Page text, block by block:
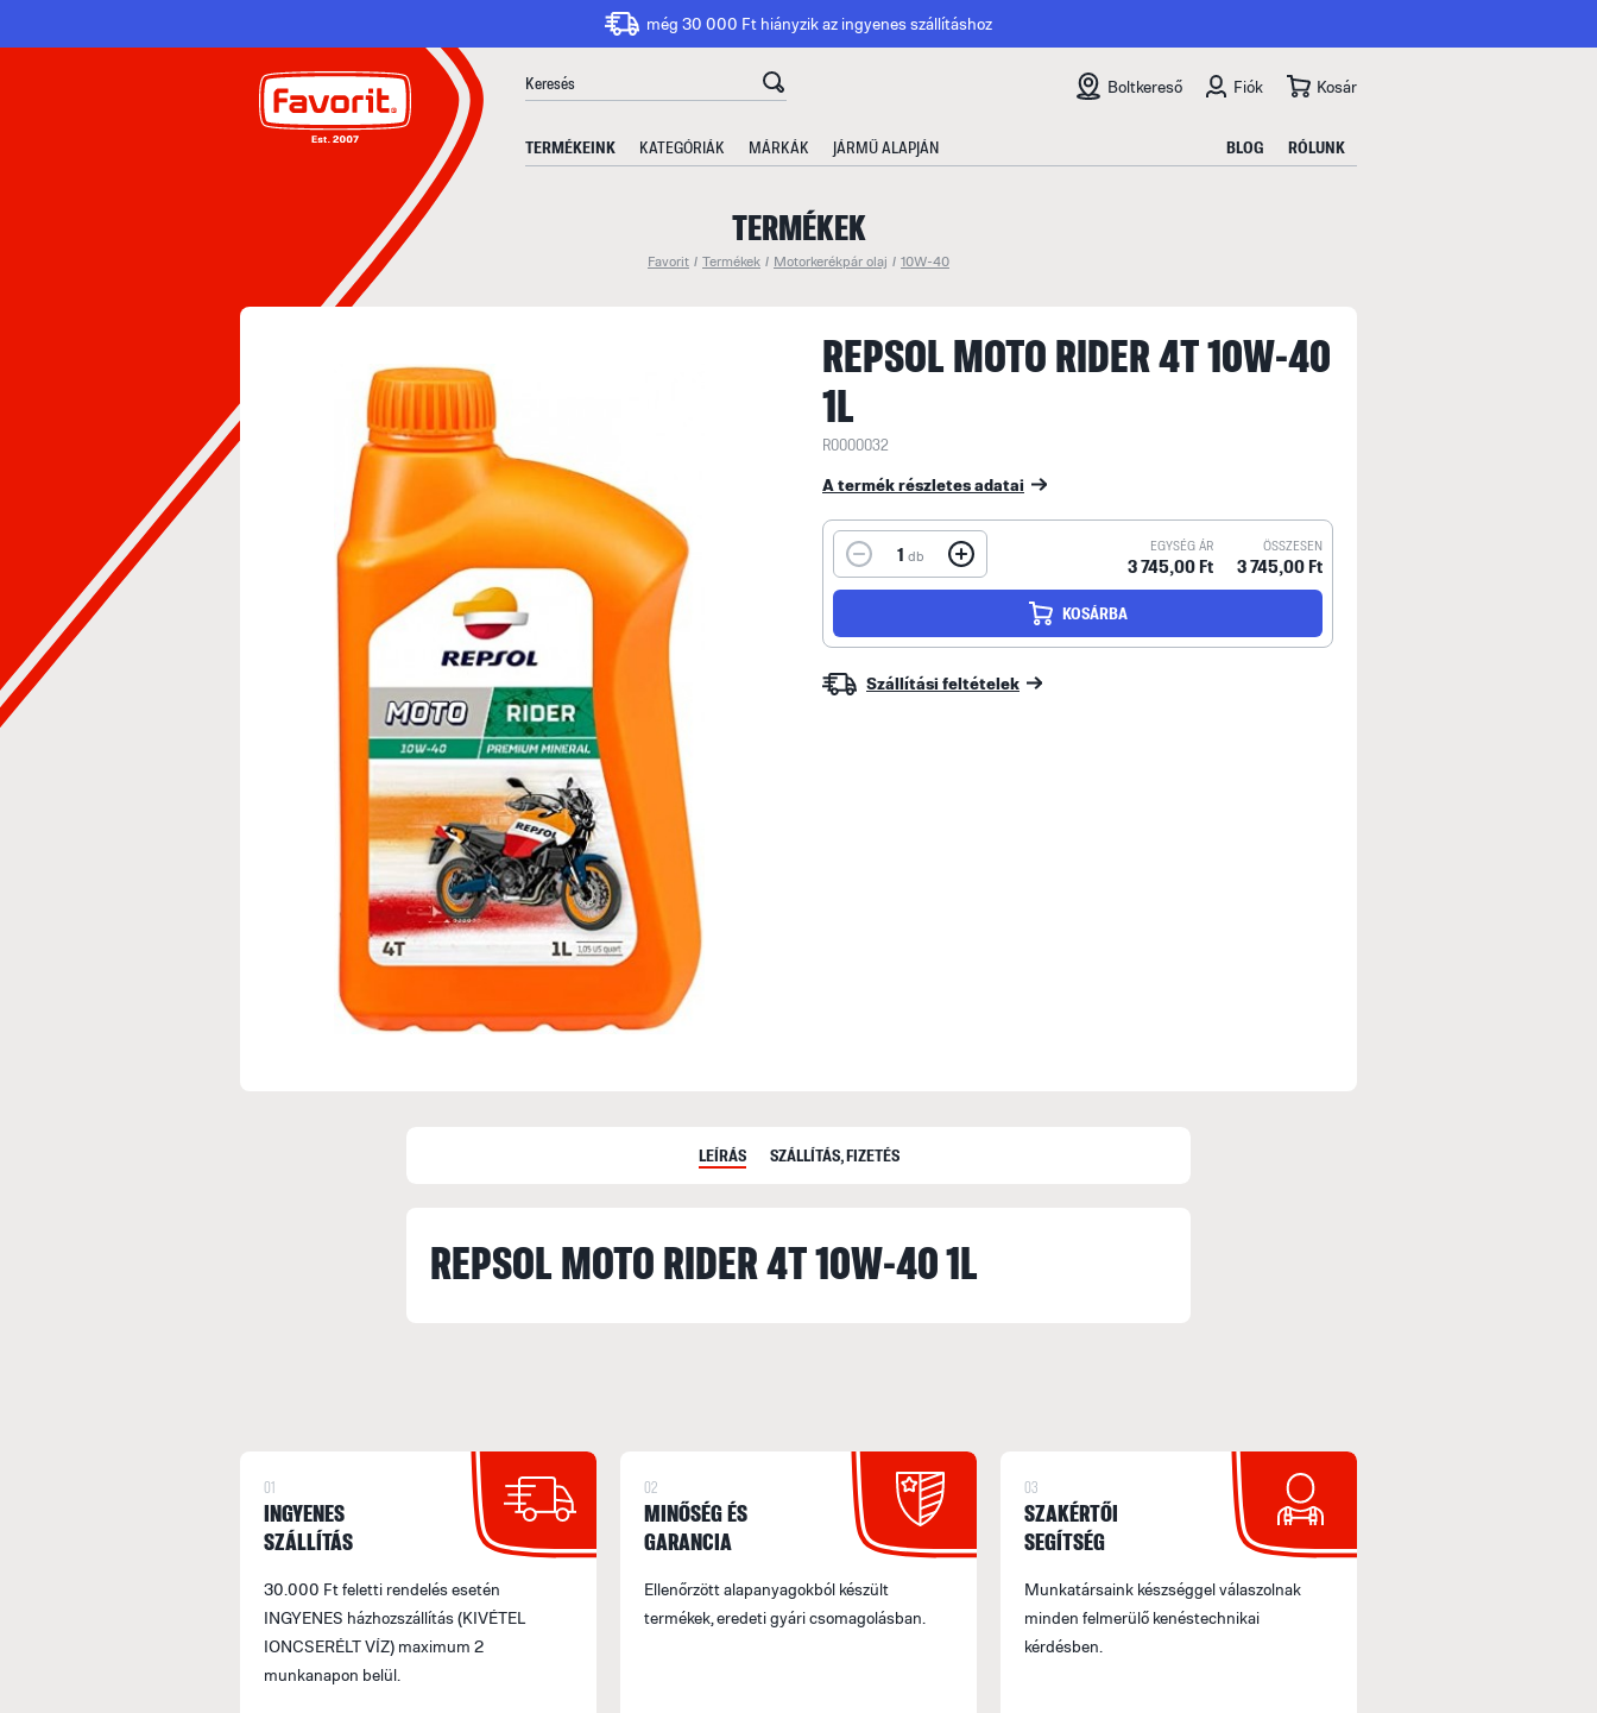
még 30 000 Ft hiányzik az ingyenes szállításhoz
Boltkereső Fiók Kosár
TERMÉKEINK KATEGÓRIÁK MÁRKÁK JÁRMŰ ALAPJÁN BLOG RÓLUNK
TERMÉKEK
Favorit / Termékek / Motorkerékpár olaj / 10W-40
REPSOL MOTO RIDER 4T 10W-40
1L
R0000032
A termék részletes adatai
1 db
EGYSÉG ÁR
3 745,00 Ft
ÖSSZESEN
3 745,00 Ft
KOSÁRBA
Szállítási feltételek
LEÍRÁS SZÁLLÍTÁS, FIZETÉS
REPSOL MOTO RIDER 4T 10W-40 1L
A rendelést követően a terméket kiszállítjuk
Fizetési módok: Előre utalás, Online
Szállítás várható teljesítése: a
amennyiben az adott termék raktáron van.
01
INGYENES
SZÁLLÍTÁS
30.000 Ft feletti rendelés esetén
INGYENES házhozszállítás (KIVÉTEL
IONCSERÉLT VÍZ) maximum 2
munkanapon belül.
02
MINŐSÉG ÉS
GARANCIA
Ellenőrzött alapanyagokból készült
termékek, eredeti gyári csomagolásban.
03
SZAKÉRTŐI
SEGÍTSÉG
Munkatársaink készséggel válaszolnak
minden felmerülő kenéstechnikai
kérdésben.